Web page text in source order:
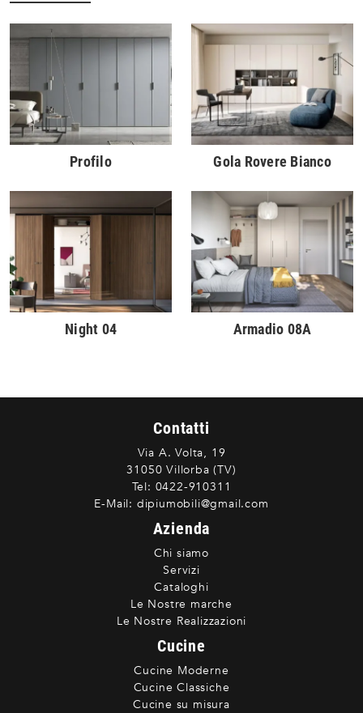
Profilo Gola Rovere Bianco
Night 04 Armadio 08A
Contatti
Via A. Volta, 19
31050 Villorba (TV)
Tel: 0422-910311
E-Mail: dipiumobili@gmail.com
Azienda
Chi siamo
Servizi
Cataloghi
Le Nostre marche
Le Nostre Realizzazioni
Cucine
Cucine Moderne
Cucine Classiche
Cucine su misura